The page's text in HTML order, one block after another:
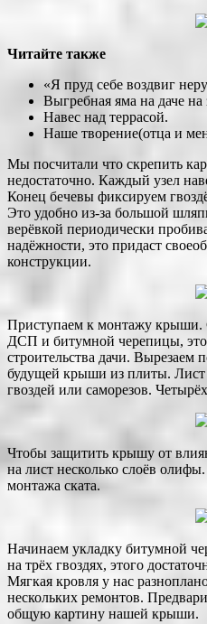
Читайте также
«Я пруд себе воздвиг
Выгребная яма на даче на
Навес над террасой.
Наше творение(отца и
Мы посчитали что скрепить
недостаточно. Каждый узел
Конец бечевы фиксируем
Это удобно из-за большой
верёвкой периодически
надёжности, это придаст
конструкции.
Приступаем к монтажу крыши.
ДСП и битумной черепицы, это
строительства дачи. Вырезаем
будущей крыши из плиты.
гвоздей или саморезов.
Чтобы защитить крышу от
на лист несколько слоёв
монтажа ската.
Начинаем укладку битумной
на трёх гвоздях, этого
Мягкая кровля у нас
нескольких ремонтов.
общую картину нашей крыши.